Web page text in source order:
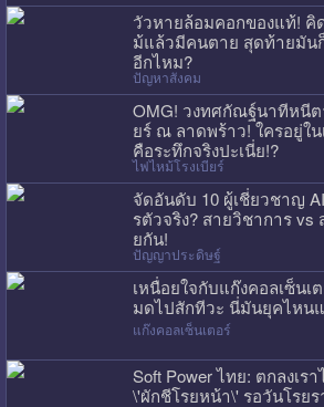
วัวหายล้อมคอกของแท้! คิ
ม้แล้วมีคนตาย สุดท้ายมัน
อีกไหม?
ปัญหาสังคม
OMG! วงทศกัณฐ์นาทีหนีต
ยร์ ณ ลาดพร้าว! ใครอยู่ใ
คือระทึกจริงปะเนี่ย!?
ไฟไหม้โรงเบียร์
จัดอันดับ 10 ผู้เชี่ยวชาญ
รตัวจริง? สายวิชาการ vs
ยกัน!
ปัญญาประดิษฐ์
เหนื่อยใจกับแก๊งคอลเซ็นเ
มดไปสักทีวะ นี่มันยุคไหน
แก๊งคอลเซ็นเตอร์
Soft Power ไทย: ตกลงเร
\'ผักชีโรยหน้า\' รอวันโรยร